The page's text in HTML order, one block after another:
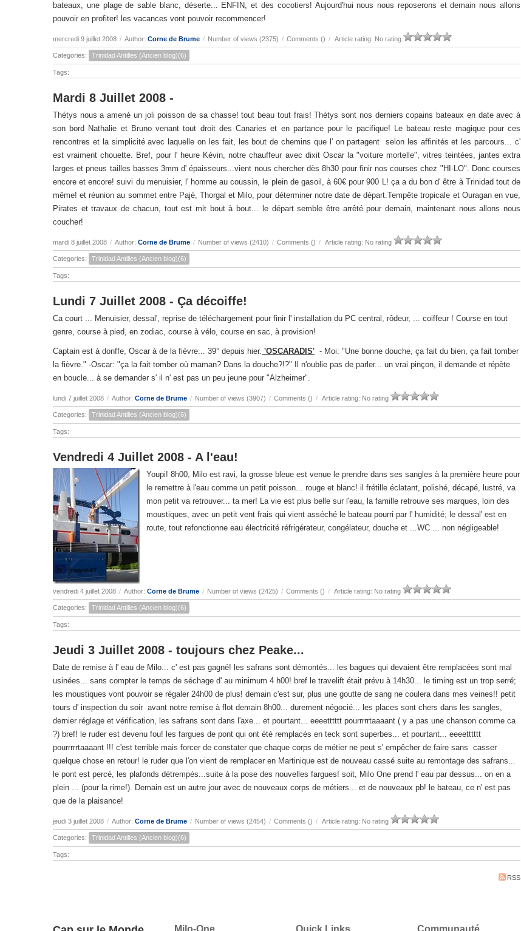
bateaux, une plage de sable blanc, déserte... ENFIN, et des cocotiers! Aujourd'hui nous nous reposerons et demain nous allons
pouvoir en profiter! les vacances vont pouvoir recommencer!
mercredi 9 juillet 2008 / Author: Corne de Brume / Number of views (2375) / Comments () / Article rating: No rating
Categories: Trinidad Antilles (Ancien blog)(6)
Tags:
Mardi 8 Juillet 2008 -
Thétys nous a amené un joli poisson de sa chasse! tout beau tout frais! Thétys sont nos derniers copains bateaux en date avec à
son bord Nathalie et Bruno venant tout droit des Canaries et en partance pour le pacifique! Le bateau reste magique pour ces
rencontres et la simplicité avec laquelle on les fait, les bout de chemins que l' on partagent selon les affinités et les parcours... c'
est vraiment chouette. Bref, pour l' heure Kévin, notre chauffeur avec dixit Oscar la "voiture mortelle", vitres teintées, jantes extra
larges et pneus tailles basses 3mm d' épaisseurs...vient nous chercher dès 8h30 pour finir nos courses chez "HI-LO". Donc courses
encore et encore! suivi du menuisier, l' homme au coussin, le plein de gasoil, à 60€ pour 900 L! ça a du bon d' être à Trinidad tout de
même! et réunion au sommet entre Pajé, Thorgal et Milo, pour déterminer notre date de départ.Tempête tropicale et Ouragan en vue,
Pirates et travaux de chacun, tout est mit bout à bout... le départ semble être arrêté pour demain, maintenant nous allons nous
coucher!
mardi 8 juillet 2008 / Author: Corne de Brume / Number of views (2410) / Comments () / Article rating: No rating
Categories: Trinidad Antilles (Ancien blog)(6)
Tags:
Lundi 7 Juillet 2008 - Ça décoiffe!
Ca court ... Menuisier, dessal', reprise de téléchargement pour finir l' installation du PC central, rôdeur, ... coiffeur ! Course en tout
genre, course à pied, en zodiac, course à vélo, course en sac, à provision!
Captain est à donffe, Oscar à de la fièvre... 39° depuis hier. 'OSCARADIS' - Moi: "Une bonne douche, ça fait du bien, ça fait tomber
la fièvre." -Oscar: "ça la fait tomber où maman? Dans la douche?!?" Il n'oublie pas de parler... un vrai pinçon, il demande et répète
en boucle... à se demander s' il n' est pas un peu jeune pour "Alzheimer".
lundi 7 juillet 2008 / Author: Corne de Brume / Number of views (3907) / Comments () / Article rating: No rating
Categories: Trinidad Antilles (Ancien blog)(6)
Tags:
Vendredi 4 Juillet 2008 - A l'eau!
Youpi! 8h00, Milo est ravi, la grosse bleue est venue le prendre dans ses sangles à la première heure pour
le remettre à l'eau comme un petit poisson... rouge et blanc! il frétille éclatant, polishé, décapé, lustré, va
mon petit va retrouver... ta mer! La vie est plus belle sur l'eau, la famille retrouve ses marques, loin des
moustiques, avec un petit vent frais qui vient asséché le bateau pourri par l' humidité; le dessal' est en
route, tout refonctionne eau électricité réfrigérateur, congélateur, douche et ...WC ... non négligeable!
vendredi 4 juillet 2008 / Author: Corne de Brume / Number of views (2425) / Comments () / Article rating: No rating
Categories: Trinidad Antilles (Ancien blog)(6)
Tags:
Jeudi 3 Juillet 2008 - toujours chez Peake...
Date de remise à l' eau de Milo... c' est pas gagné! les safrans sont démontés... les bagues qui devaient être remplacées sont mal
usinées... sans compter le temps de séchage d' au minimum 4 h00! bref le travelift était prévu à 14h30... le timing est un trop serré;
les moustiques vont pouvoir se régaler 24h00 de plus! demain c'est sur, plus une goutte de sang ne coulera dans mes veines!! petit
tours d' inspection du soir avant notre remise à flot demain 8h00... durement négocié... les places sont chers dans les sangles,
dernier réglage et vérification, les safrans sont dans l'axe... et pourtant... eeeetttttt pourrrrrtaaaant ( y a pas une chanson comme ca
?) bref! le ruder est devenu fou! les fargues de pont qui ont été remplacés en teck sont superbes... et pourtant... eeeetttttt
pourrrrrtaaaant !!! c'est terrible mais forcer de constater que chaque corps de métier ne peut s' empêcher de faire sans casser
quelque chose en retour! le ruder que l'on vient de remplacer en Martinique est de nouveau cassé suite au remontage des safrans...
le pont est percé, les plafonds détrempés...suite à la pose des nouvelles fargues! soit, Milo One prend l' eau par dessus... on en a
plein ... (pour la rime!). Demain est un autre jour avec de nouveaux corps de métiers... et de nouveaux pb! le bateau, ce n' est pas
que de la plaisance!
jeudi 3 juillet 2008 / Author: Corne de Brume / Number of views (2454) / Comments () / Article rating: No rating
Categories: Trinidad Antilles (Ancien blog)(6)
Tags:
RSS
Milo-One Quick Links Communauté